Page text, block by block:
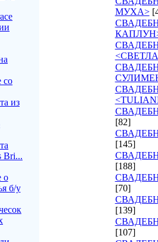
со
из
Bri...
о
б/у
МУХА>
[82]
[145]
[188]
[70]
[139]
[107]